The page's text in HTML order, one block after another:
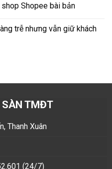
Shopee bài bản
trễ nhưng vẫn giữ khách
SÀN TMĐT
Thanh Xuân
(24/7)